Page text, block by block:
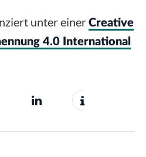
unter einer Creative
4.0 International